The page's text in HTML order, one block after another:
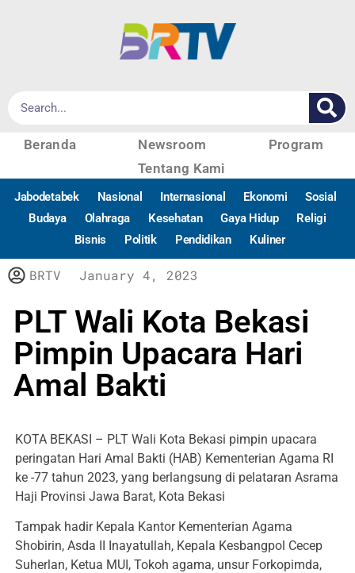
Beranda Newsroom
Program
Tentang Kami
Jabodetabek Nasional Internasional Ekonomi
Sosial
Budaya
Olahraga Kesehatan Gaya Hidup
Religi
Bisnis
Politik Pendidikan Kuliner
BRTV January 4, 2023
PLT Wali Kota Bekasi
Pimpin Upacara Hari
Amal Bakti
KOTA BEKASI – PLT Wali Kota Bekasi pimpin upacara
peringatan Hari Amal Bakti (HAB) Kementerian Agama RI
ke -77 tahun 2023, yang berlangsung di pelataran Asrama
Haji Provinsi Jawa Barat, Kota Bekasi
Tampak hadir Kepala Kantor Kementerian Agama
Shobirin, Asda II Inayatullah, Kepala Kesbangpol Cecep
Suherlan, Ketua MUI, Tokoh agama, unsur Forkopimda,